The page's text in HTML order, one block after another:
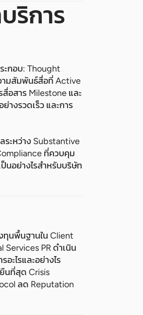
ริการ
ะกอบ: Thought
ามสัมพันธ์สื่อที่ Active
อสาร Milestone และ
างรวดเร็ว และการ
ระหว่าง Substantive
ที่ควบคุม
นอย่างไรสำหรับบริษัท
ทุนพื้นฐานใน Client
PR ดำเนิน
ะไรและอย่างไร
นที่สุด Crisis
ลด Reputation